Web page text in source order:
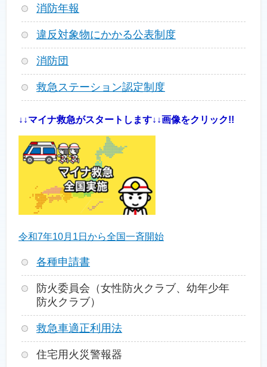
消防年報
違反対象物にかかる公表制度
消防団
救急ステーション認定制度
↓↓マイナ救急がスタートします↓↓画像をクリック!!
令和7年10月1日から全国一斉開始
各種申請書
防火委員会（女性防火クラブ、幼年少年
防火クラブ）
救急車適正利用法
住宅用火災警報器